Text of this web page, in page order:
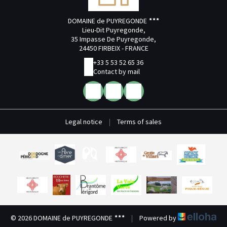
DOMAINE de PUYREGONDE
Lieu-Dit Puyregonde,
35 Impasse De Puyregonde,
24450 FIRBEIX - FRANCE
+33 5 53 52 65 36
Contact by mail
Legal notice | Terms of sales
© 2026 DOMAINE de PUYREGONDE | Powered by